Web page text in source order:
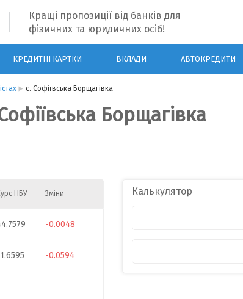
Кращі пропозиції від банків для
фізичних та юридичних осіб!
КРЕДИТНІ КАРТКИ ВКЛАДИ АВТОКРЕДИТИ
с. Софіївська Борщагівка
Борщагівка
НБУ Зміни
-0.0048
-0.0594
Калькулятор